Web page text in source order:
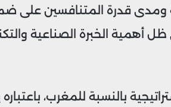
ومدى قدرة المتنافسين على
أهمية الخبرة الصناعية
بالنسبة للمغرب،